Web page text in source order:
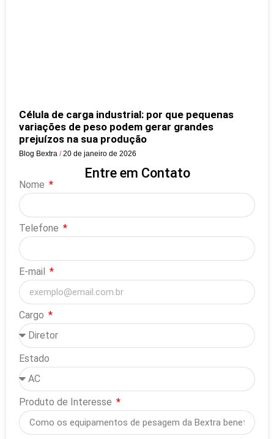
Célula de carga industrial: por que pequenas
variações de peso podem gerar grandes
prejuízos na sua produção
Blog Bextra 20 de janeiro de 2026
Entre em Contato
Nome
Telefone
E-mail
Cargo
Estado
Produto de Interesse